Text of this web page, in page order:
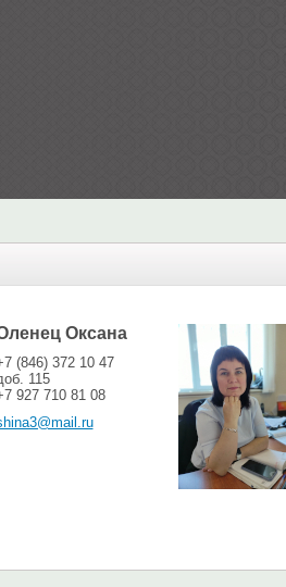
Оксана
(846) 372 10 47
115
927 710 81 08